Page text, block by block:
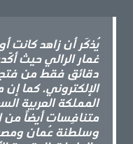
يُذكَر أن زاهد
غمار الرالي حيث
دقائق فقط من
الإلكتروني. كما
المملكة العربية
متنافِسات أيضاً من
وسلطنة عُمان